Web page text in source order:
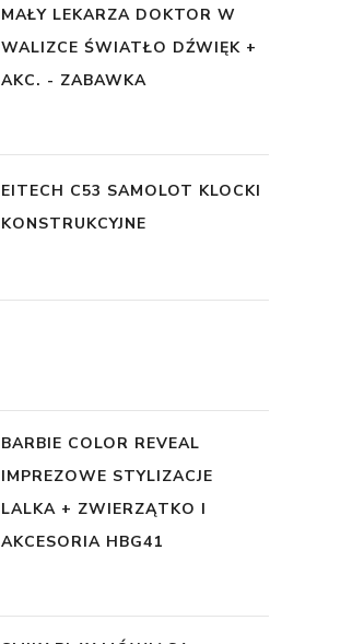
MAŁY LEKARZA DOKTOR W
WALIZCE ŚWIATŁO DŹWIĘK +
AKC. - ZABAWKA
EITECH C53 SAMOLOT KLOCKI
KONSTRUKCYJNE
BARBIE COLOR REVEAL
IMPREZOWE STYLIZACJE
LALKA + ZWIERZĄTKO I
AKCESORIA HBG41